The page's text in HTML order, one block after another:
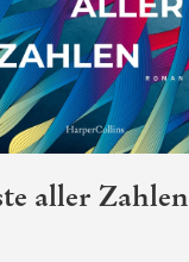
aller Zahlen